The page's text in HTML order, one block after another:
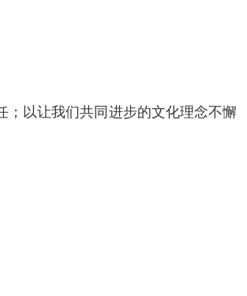
以让我们共同进步的文化理念不懈